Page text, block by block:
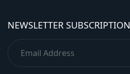
NEWSLETTER SUBSCRIPTION